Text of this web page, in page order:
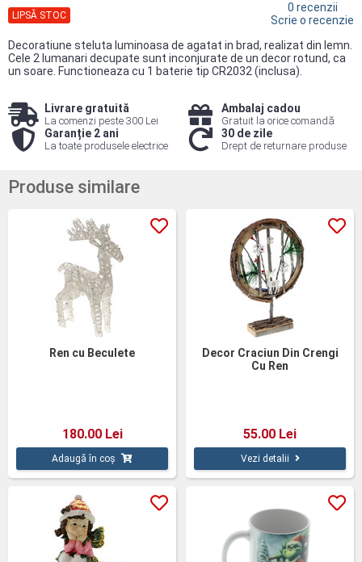
LIPSĂ STOC
0 recenzii
Scrie o recenzie
Decoratiune steluta luminoasa de agatat in brad, realizat din lemn.
Cele 2 lumanari decupate sunt inconjurate de un decor rotund, ca
un soare. Functioneaza cu 1 baterie tip CR2032 (inclusa).
Livrare gratuită
La comenzi peste 300 Lei
Ambalaj cadou
Gratuit la orice comandă
Garanție 2 ani
La toate produsele electrice
30 de zile
Drept de returnare produse
Produse similare
Ren cu Beculete
180.00 Lei
Adaugă în coș
Decor Craciun Din Crengi
Cu Ren
55.00 Lei
Vezi detalii